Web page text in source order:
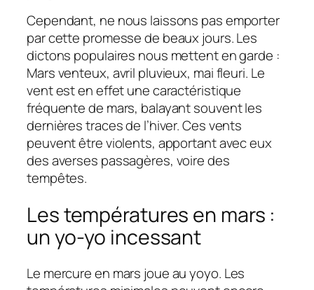
Cependant, ne nous laissons pas emporter
par cette promesse de beaux jours. Les
dictons populaires nous mettent en garde :
Mars venteux, avril pluvieux, mai fleuri. Le
vent est en effet une caractéristique
fréquente de mars, balayant souvent les
dernières traces de l’hiver. Ces vents
peuvent être violents, apportant avec eux
des averses passagères, voire des
tempêtes.
Les températures en mars :
un yo-yo incessant
Le mercure en mars joue au yoyo. Les